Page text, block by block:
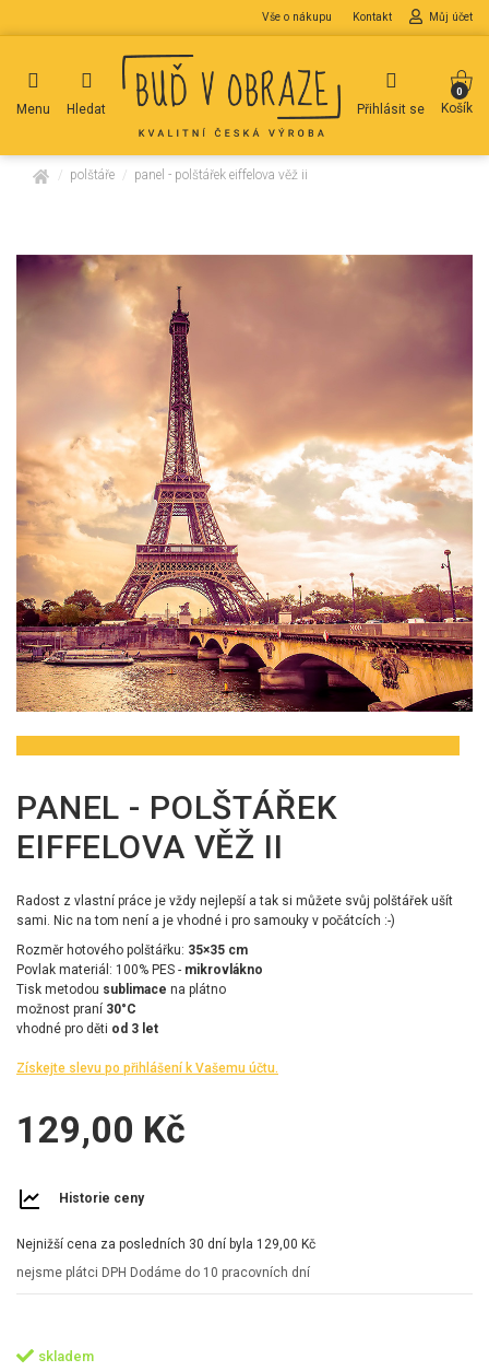
Vše o nákupu Kontakt Můj účet
Menu Hledat Přihlásit se
0
Košík
domů polštáře panel - polštářek eiffelova věž ii
PANEL - POLŠTÁŘEK
EIFFELOVA VĚŽ II
Radost z vlastní práce je vždy nejlepší a tak si můžete svůj polštářek ušít
sami. Nic na tom není a je vhodné i pro samouky v počátcích :-)
Rozměr hotového polštářku: 35×35 cm
Povlak materiál: 100% PES - mikrovlákno
Tisk metodou sublimace na plátno
možnost praní 30°C
vhodné pro děti od 3 let
Získejte slevu po přihlášení k Vašemu účtu.
129,00 Kč
Historie ceny
Nejnižší cena za posledních 30 dní byla 129,00 Kč
nejsme plátci DPH Dodáme do 10 pracovních dní
skladem